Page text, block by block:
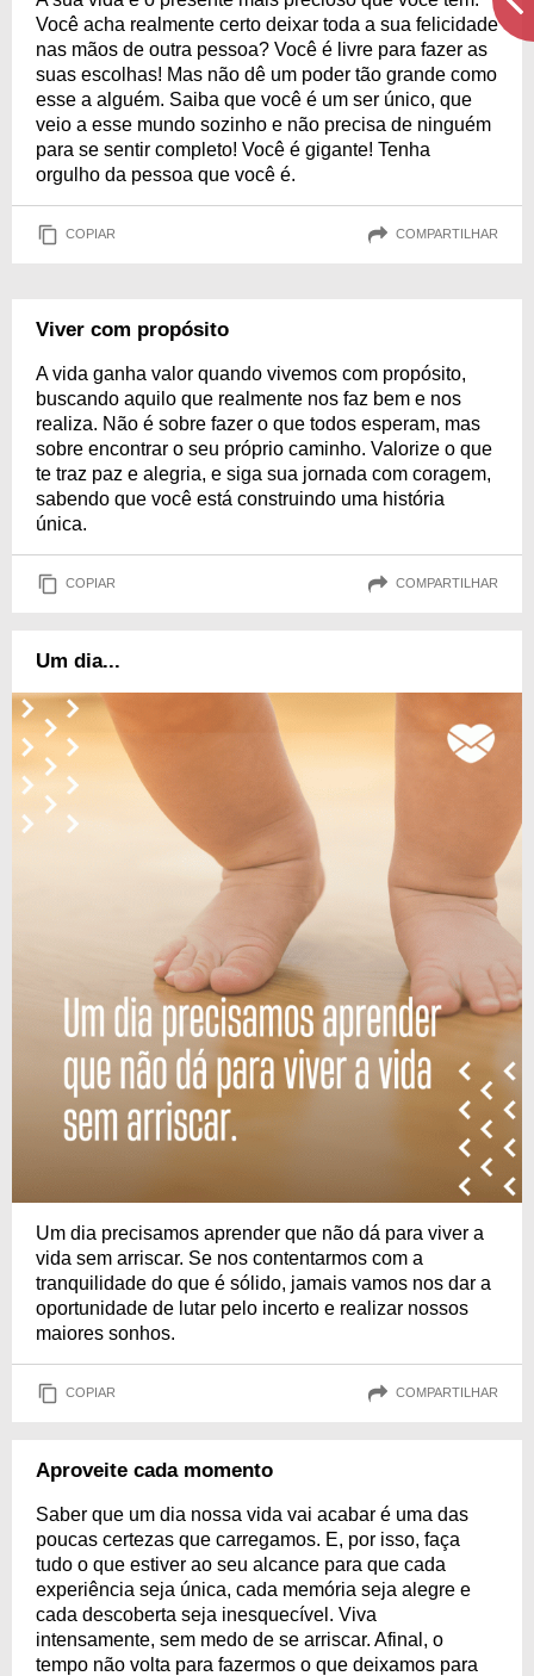
Você acha realmente certo deixar toda a sua felicidade
nas mãos de outra pessoa? Você é livre para fazer as
suas escolhas! Mas não dê um poder tão grande como
esse a alguém. Saiba que você é um ser único, que
veio a esse mundo sozinho e não precisa de ninguém
para se sentir completo! Você é gigante! Tenha
orgulho da pessoa que você é.
COPIAR COMPARTILHAR
Viver com propósito
A vida ganha valor quando vivemos com propósito,
buscando aquilo que realmente nos faz bem e nos
realiza. Não é sobre fazer o que todos esperam, mas
sobre encontrar o seu próprio caminho. Valorize o que
te traz paz e alegria, e siga sua jornada com coragem,
sabendo que você está construindo uma história
única.
COPIAR COMPARTILHAR
Um dia...
Um dia precisamos aprender que não dá para viver a
vida sem arriscar. Se nos contentarmos com a
tranquilidade do que é sólido, jamais vamos nos dar a
oportunidade de lutar pelo incerto e realizar nossos
maiores sonhos.
COPIAR COMPARTILHAR
Aproveite cada momento
Saber que um dia nossa vida vai acabar é uma das
poucas certezas que carregamos. E, por isso, faça
tudo o que estiver ao seu alcance para que cada
experiência seja única, cada memória seja alegre e
cada descoberta seja inesquecível. Viva
intensamente, sem medo de se arriscar. Afinal, o
tempo não volta para fazermos o que deixamos para